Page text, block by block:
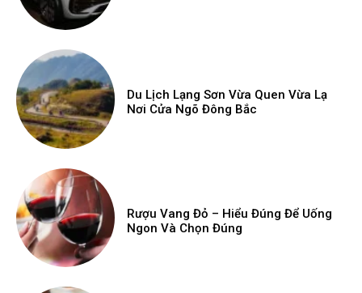
Du Lịch Lạng Sơn Vừa Quen Vừa Lạ
Nơi Cửa Ngõ Đông Bắc
Rượu Vang Đỏ – Hiểu Đúng Để Uống
Ngon Và Chọn Đúng